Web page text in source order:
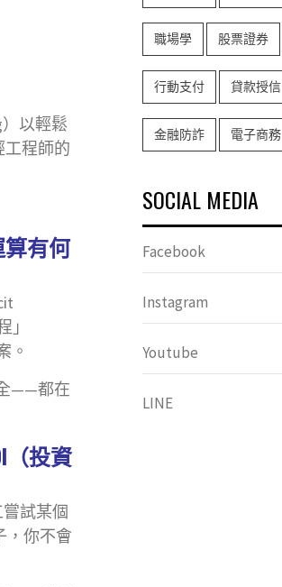
）以輕鬆
工程師的
有何
」
。
——都在
（投資
試某個
，你不會
職場學 股票證券
行動支付 貸款授信
金融防詐 電子商務
SOCIAL MEDIA
Facebook
Instagram
Youtube
LINE